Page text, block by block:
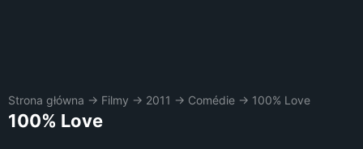
Strona główna → Filmy → 2011 → Comédie → 100% Love
100% Love